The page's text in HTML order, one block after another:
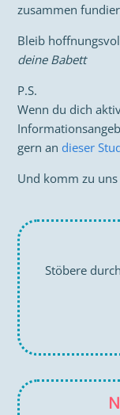
zusammen
Bleib
deine Babett
P.S.
Wenn du dich
gern an dieser
Und komm zu
Stöbere